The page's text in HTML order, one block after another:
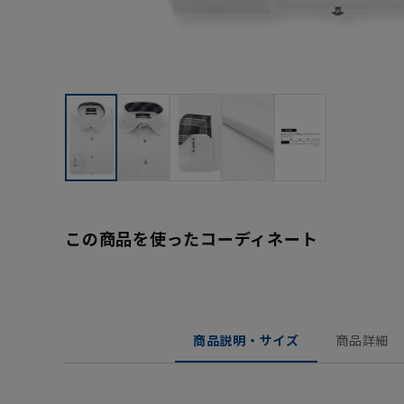
この商品を使ったコーディネート
商品説明・サイズ 商品詳細